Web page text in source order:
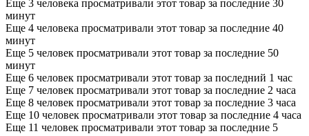
Еще 3 человека просматривали этот товар за последние 30
минут
Еще 4 человека просматривали этот товар за последние 40
минут
Еще 5 человек просматривали этот товар за последние 50
минут
Еще 6 человек просматривали этот товар за последний 1 час
Еще 7 человек просматривали этот товар за последние 2 часа
Еще 8 человек просматривали этот товар за последние 3 часа
Еще 10 человек просматривали этот товар за последние 4 часа
Еще 11 человек просматривали этот товар за последние 5